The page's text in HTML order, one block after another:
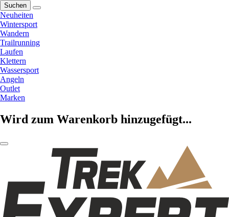
Suchen
Neuheiten
Wintersport
Wandern
Trailrunning
Laufen
Klettern
Wassersport
Angeln
Outlet
Marken
Wird zum Warenkorb hinzugefügt...